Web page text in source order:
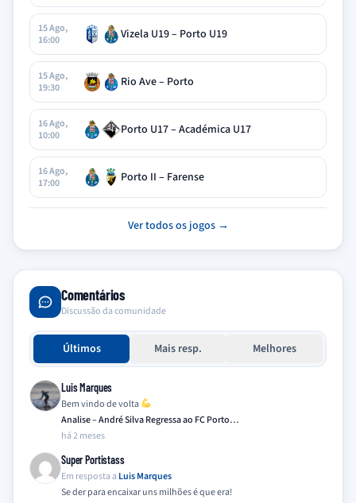
15 Ago,
16:00
Vizela U19 – Porto U19
15 Ago,
19:30
Rio Ave – Porto
16 Ago,
10:00
Porto U17 – Académica U17
16 Ago,
17:00
Porto II – Farense
Ver todos os jogos →
Comentários
Discussão da comunidade
Últimos Mais resp. Melhores
Luis Marques
Bem vindo de volta
Analise – André Silva Regressa ao FC Porto…
há 2 meses
Super Portistass
Em resposta a Luis Marques
Se der para encaixar uns milhões é que era!